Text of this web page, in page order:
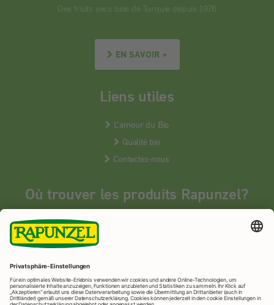
Des fruits secs bios de Turquie depuis 1976
EN SAVOIR +
Liens utiles
L’amour du Bio
Qualité bio
Contactez-nous
Où trouver les produits Rapunzel?
Les produits Rapunzel sont vendus en France uniquement dans les
magasins bios spécialisés.
MAGASINS BIOS